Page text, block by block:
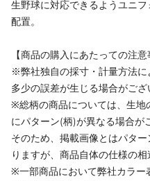
生野球に対応できるようユニ
配置。
【商品の購入にあたっての注意
※弊社独自の採寸・計量方法に
多少の誤差が生じる場合がござ
※総柄の商品については、生地
にパターン(柄)が異なる場合が
そのため、掲載画像とはパタ
りますが、商品自体の仕様の相
※一部商品において弊社カラー